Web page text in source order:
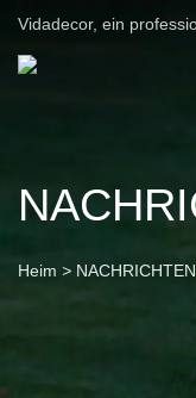
Vidadecor, ein
Heim > NACHRICHTEN